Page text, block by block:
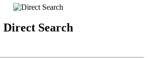
Direct Search